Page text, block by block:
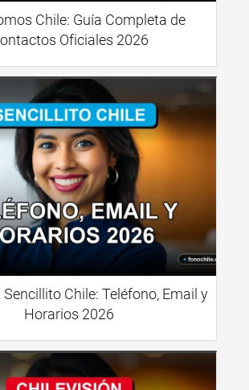
Chile: Guía Completa de
Oficiales 2026
Chile: Teléfono, Email y
Horarios 2026